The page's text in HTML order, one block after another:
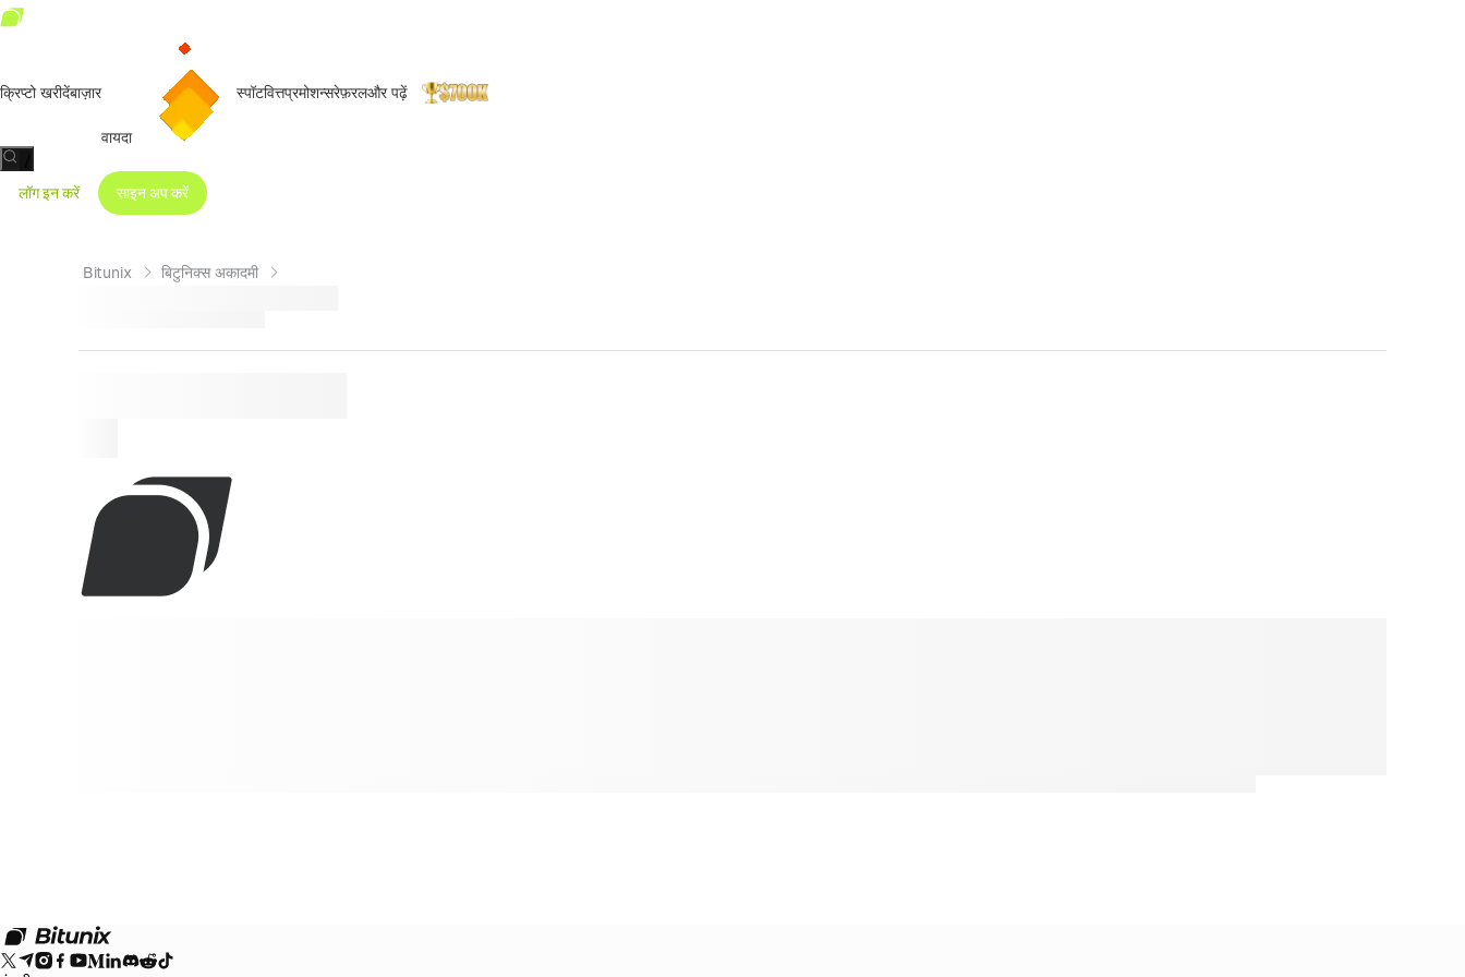
क्रिप्टो खरीदेंबाज़ार
वायदा
स्पॉटवित्तप्रमोशन्सरेफ़रलऔर पढ़ें
लॉग इन करें
साइन अप करें
Bitunix बिटुनिक्स अकादमी